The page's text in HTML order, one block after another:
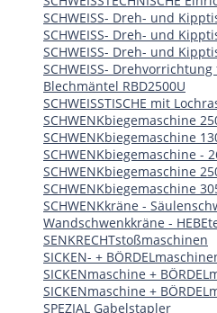
SCHWEISS- Dreh- und
SCHWEISS- Dreh- und
SCHWEISS- Dreh- und
SCHWEISS-
Blechmäntel RBD2500U
SCHWEISSTISCHE mit
SCHWENKbiegemaschine
SCHWENKbiegemaschine
SCHWENKbiegemaschine -
SCHWENKbiegemaschine
SCHWENKbiegemaschine
SCHWENKkräne -
Wandschwenkkräne -
SENKRECHTstoßmaschinen
SICKEN- +
SICKENmaschine +
SICKENmaschine +
SPEZIAL Gabelstapler